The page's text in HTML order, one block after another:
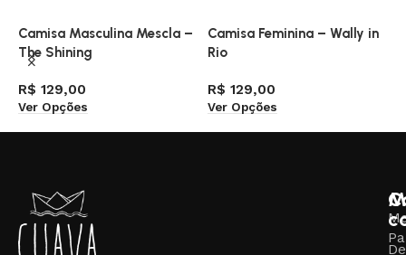
Camisa Masculina Mescla –
The Shining
R$ 129,00
Ver Opções
Camisa Feminina – Wally in
Rio
R$ 129,00
Ver Opções